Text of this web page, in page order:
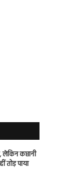
कप्तानी
तोड़ पाया